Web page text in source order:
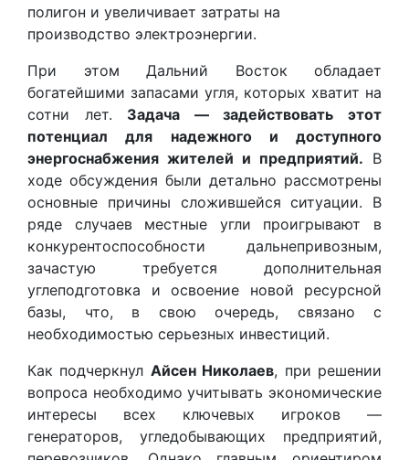
полигон и увеличивает затраты на
производство электроэнергии.
При этом Дальний Восток обладает
богатейшими запасами угля, которых хватит на
сотни лет. Задача — задействовать этот
потенциал для надежного и доступного
энергоснабжения жителей и предприятий. В
ходе обсуждения были детально рассмотрены
основные причины сложившейся ситуации. В
ряде случаев местные угли проигрывают в
конкурентоспособности дальнепривозным,
зачастую требуется дополнительная
углеподготовка и освоение новой ресурсной
базы, что, в свою очередь, связано с
необходимостью серьезных инвестиций.
Как подчеркнул Айсен Николаев, при решении
вопроса необходимо учитывать экономические
интересы всех ключевых игроков —
генераторов, угледобывающих предприятий,